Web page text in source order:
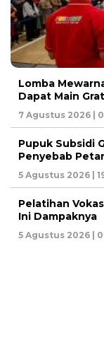
Lomba
Dapat Main
7 Agustus 2026 |
Pupuk Subsidi
Penyebab
5 Agustus 2026 |
Pelatihan
Ini Dampaknya
5 Agustus 2026 |